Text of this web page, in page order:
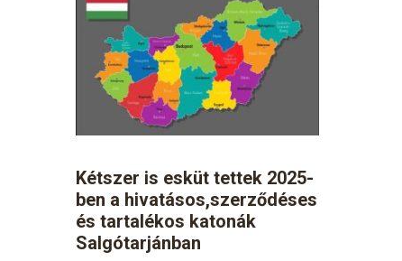
Kétszer is esküt tettek 2025-
ben a hivatásos,szerződéses
és tartalékos katonák
Salgótarjánban